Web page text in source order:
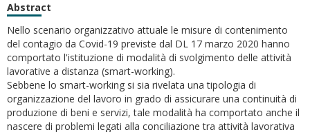
Abstract
Nello scenario organizzativo attuale le misure di contenimento
del contagio da Covid-19 previste dal DL 17 marzo 2020 hanno
comportato l'istituzione di modalità di svolgimento delle attività
lavorative a distanza (smart-working).
Sebbene lo smart-working si sia rivelata una tipologia di
organizzazione del lavoro in grado di assicurare una continuità di
produzione di beni e servizi, tale modalità ha comportato anche il
nascere di problemi legati alla conciliazione tra attività lavorativa